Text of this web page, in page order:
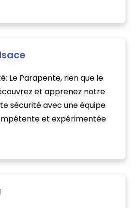
Le Parapente, rien que le
et apprenez notre
sécurité avec une équipe
et expérimentée